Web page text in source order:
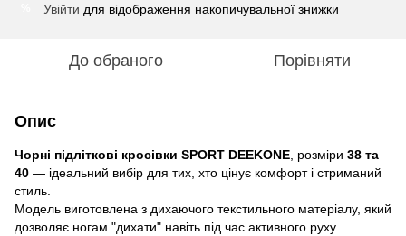
Увійти для відображення накопичувальної знижки
До обраного Порівняти
Опис
Чорні підліткові кросівки SPORT DEEKONE , розміри 38 та
40 — ідеальний вибір для тих, хто цінує комфорт і стриманий
стиль.
Модель виготовлена з дихаючого текстильного матеріалу, який
дозволяє ногам "дихати" навіть під час активного руху.